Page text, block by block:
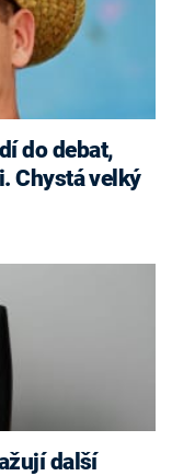
do debat,
Chystá velký